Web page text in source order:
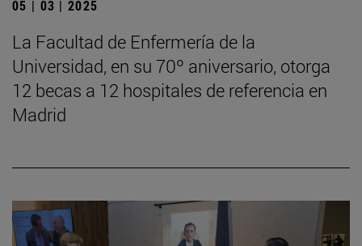
05 | 03 | 2025
La Facultad de Enfermería de la
Universidad, en su 70º aniversario, otorga
12 becas a 12 hospitales de referencia en
Madrid